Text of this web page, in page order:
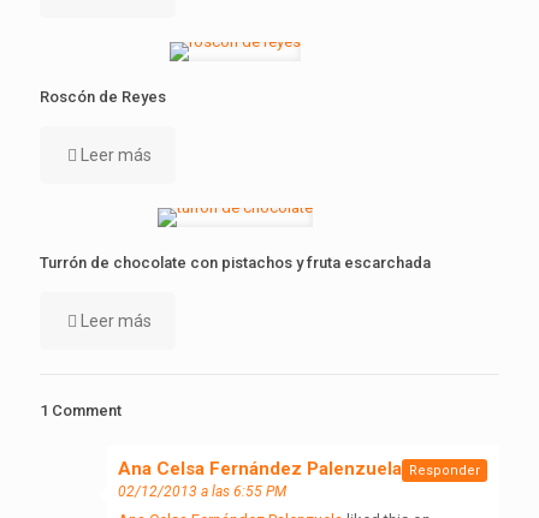
Roscón de Reyes
Leer más
Turrón de chocolate con pistachos y fruta escarchada
Leer más
1 Comment
Ana Celsa Fernández Palenzuela dice:
02/12/2013 a las 6:55 PM
Responder